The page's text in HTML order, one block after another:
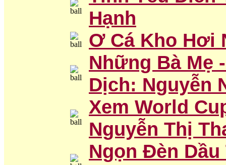
Hạnh
Ơ Cá Kho Hơi
Những Bà Mẹ
Dịch: Nguyễn
Xem World
Nguyễn Thị
Ngọn Đèn